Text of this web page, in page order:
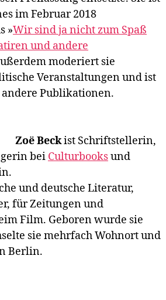
im Februar 2018
»Wir sind ja nicht zum Spaß
und andere
moderiert sie
Veranstaltungen und ist
Publikationen.
Zoë Beckist Schriftstellerin,
bei Culturbooksund
und deutsche Literatur,
für Zeitungen und
Film. Geboren wurde sie
sie mehrfach Wohnort und
Berlin.